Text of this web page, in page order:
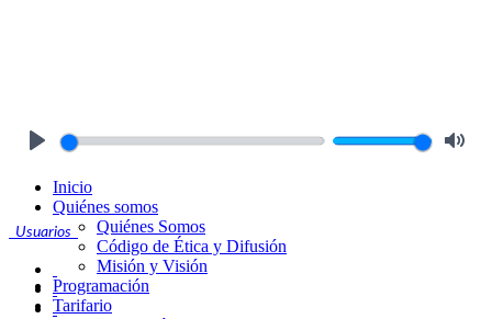
Usuarios
Inicio
Quiénes somos
Quiénes Somos
Código de Ética y Difusión
Misión y Visión
Programación
Tarifario